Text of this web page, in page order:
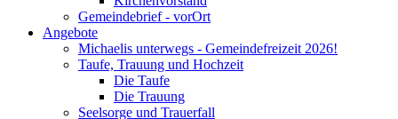
Gemeindebrief - vorOrt
Angebote
Michaelis unterwegs - Gemeindefreizeit 2026!
Taufe, Trauung und Hochzeit
Die Taufe
Die Trauung
Seelsorge und Trauerfall